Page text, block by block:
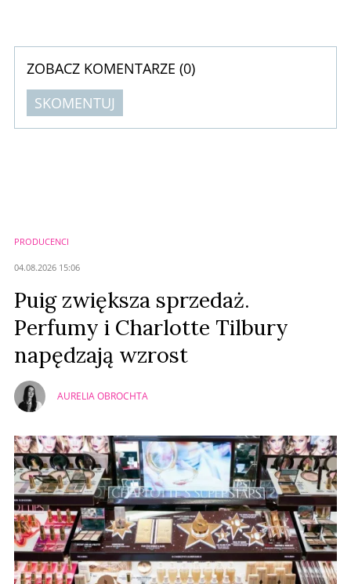
ZOBACZ KOMENTARZE (0)
SKOMENTUJ
PRODUCENCI
04.08.2026 15:06
Puig zwiększa sprzedaż.
Perfumy i Charlotte Tilbury
napędzają wzrost
AURELIA OBROCHTA